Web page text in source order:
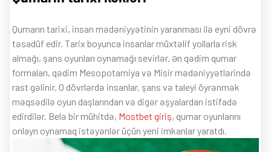
Qumarın tarixi, insan mədəniyyətinin yaranması ilə eyni dövrə
təsadüf edir. Tarix boyunca insanlar müxtəlif yollarla risk
almağı, şans oyunları oynamağı sevirlər. Ən qədim qumar
formaları, qədim Mesopotamiya və Misir mədəniyyətlərində
rast gəlinir. O dövrlərdə insanlar, şans və taleyi öyrənmək
məqsədilə oyun daşlarından və digər əşyalardan istifadə
edirdilər. Belə bir mühitdə, Mostbet giriş, qumar oyunlarını
onlayn oynamaq istəyənlər üçün yeni imkanlar yaratdı.